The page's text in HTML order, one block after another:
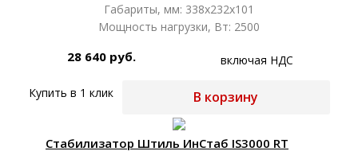
Габариты, мм: 338х232х101
Мощность нагрузки, Вт: 2500
28 640 руб. включая НДС
Купить в 1 клик В корзину
Стабилизатор Штиль ИнСтаб IS3000 RT